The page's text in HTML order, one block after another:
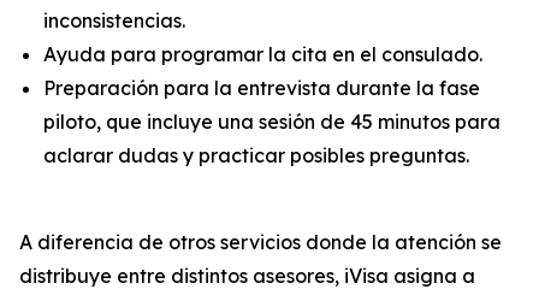
inconsistencias.
Ayuda para programar la cita en el consulado.
Preparación para la entrevista durante la fase
piloto, que incluye una sesión de 45 minutos para
aclarar dudas y practicar posibles preguntas.
A diferencia de otros servicios donde la atención se
distribuye entre distintos asesores, iVisa asigna a